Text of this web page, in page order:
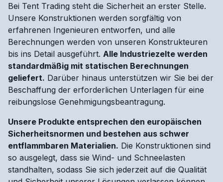
Bei Tent Trading steht die Sicherheit an erster Stelle.
Unsere Konstruktionen werden sorgfältig von
erfahrenen Ingenieuren entworfen, und alle
Berechnungen werden von unseren Konstrukteuren
bis ins Detail ausgeführt. Alle Industriezelte werden
standardmäßig mit statischen Berechnungen
geliefert. Darüber hinaus unterstützen wir Sie bei der
Beschaffung der erforderlichen Unterlagen für eine
reibungslose Genehmigungsbeantragung.
Unsere Produkte entsprechen den europäischen
Sicherheitsnormen und bestehen aus schwer
entflammbaren Materialien. Die Konstruktionen sind
so ausgelegt, dass sie Wind- und Schneelasten
standhalten, sodass Sie sich jederzeit auf die Qualität